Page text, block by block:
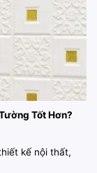
Tốt Hơn?
kế nội thất,